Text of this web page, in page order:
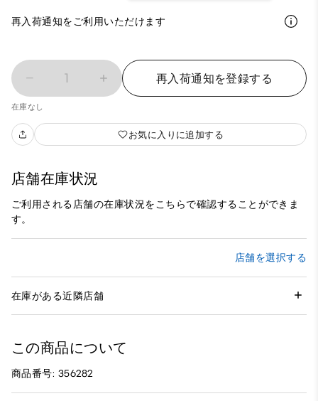
再入荷通知をご利用いただけます
1 再入荷通知を登録する
在庫なし
お気に入りに追加する
店舗在庫状況
ご利用される店舗の在庫状況をこちらで確認することができま
す。
店舗を選択する
在庫がある近隣店舗
この商品について
商品番号: 356282